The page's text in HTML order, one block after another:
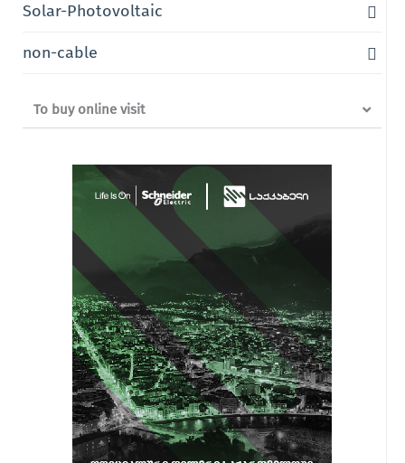
Solar-Photovoltaic
non-cable
To buy online visit